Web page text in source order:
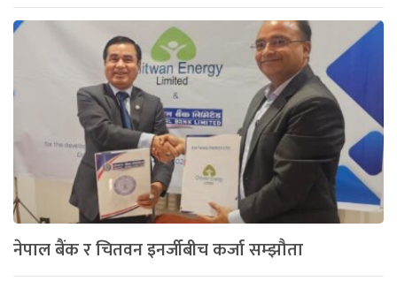
नेपाल बैंक र चितवन इनर्जीबीच कर्जा सम्झौता